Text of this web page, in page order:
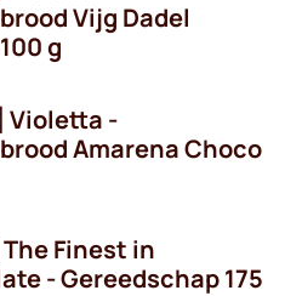
Vijg Dadel
g
Violetta -
Amarena Choco
The Finest in
- Gereedschap 175